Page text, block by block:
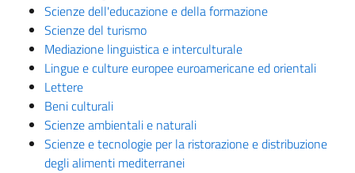
Scienze dell'educazione e della formazione
Scienze del turismo
Mediazione linguistica e interculturale
Lingue e culture europee euroamericane ed orientali
Lettere
Beni culturali
Scienze ambientali e naturali
Scienze e tecnologie per la ristorazione e distribuzione
degli alimenti mediterranei